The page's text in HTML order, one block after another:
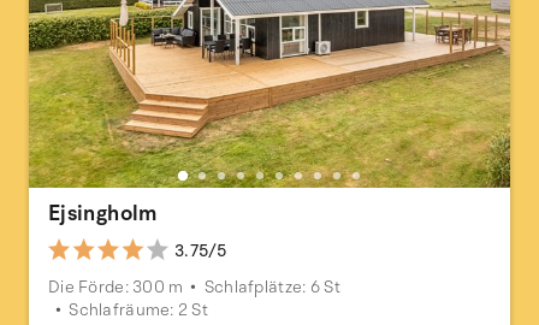
Ejsingholm
3.75/5
Die Förde: 300 m
Schlafplätze: 6 St
Schlafräume: 2 St